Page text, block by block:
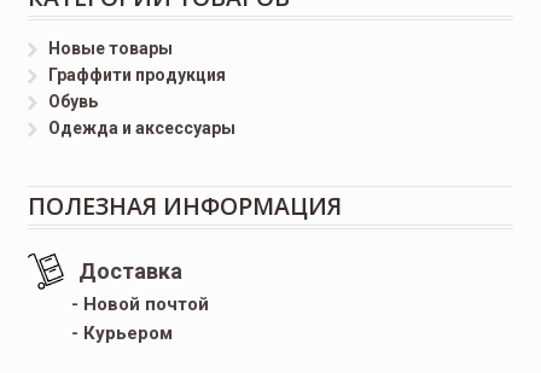
Новые товары
Граффити продукция
Обувь
Одежда и аксессуары
ПОЛЕЗНАЯ ИНФОРМАЦИЯ
Доставка
- Новой почтой
- Курьером